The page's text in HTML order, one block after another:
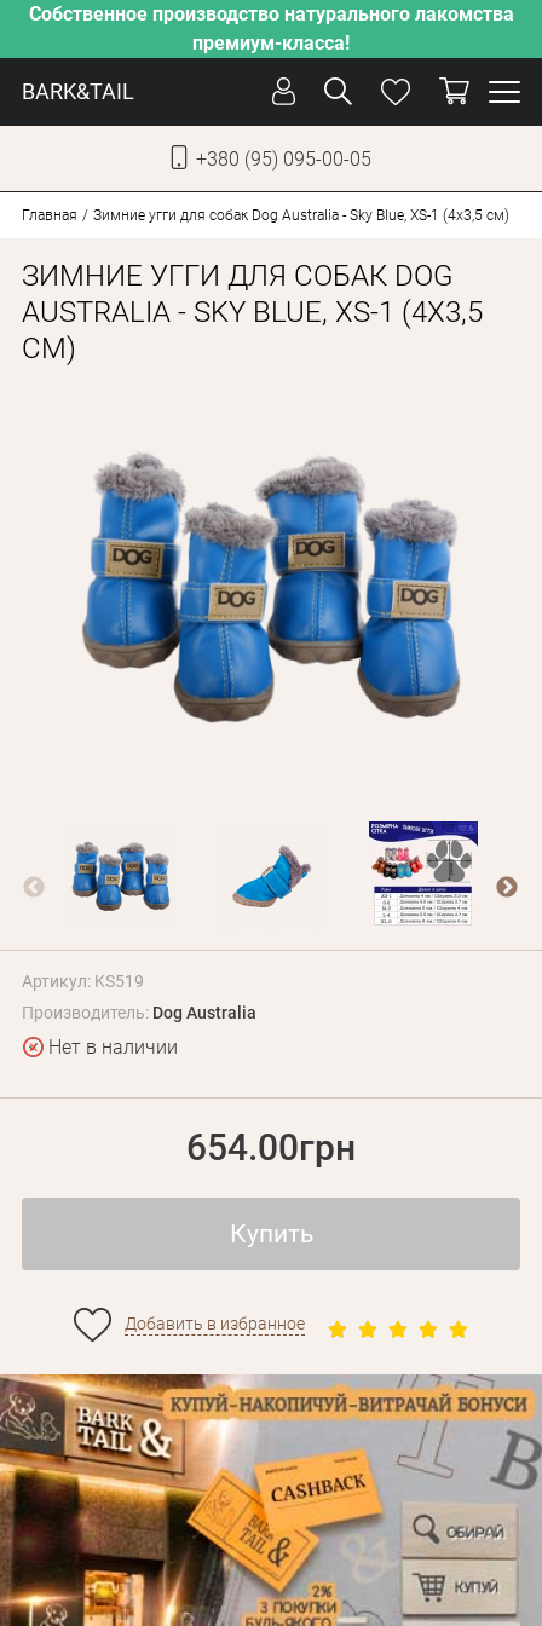
Собственное производство натурального лакомства
премиум-класса!
BARK&TAIL
+380 (95) 095-00-05
СОБАКИ
КОТЫ
АКЦИИ
О КОМПАНИИ
БЛОГ
Оплата и доставка
Программа лояльности
О Нас
+380 (95) 095-00-05
Главная Зимние угги для собак Dog Australia - Sky Blue, XS-1 (4х3,5 см)
ЗИМНИЕ УГГИ ДЛЯ СОБАК DOG
AUSTRALIA - SKY BLUE, XS-1 (4Х3,5
СМ)
Артикул: KS519
Производитель: Dog Australia
Нет в наличии
654.00грн
Купить
Добавить в избранное
Забыли пароль?